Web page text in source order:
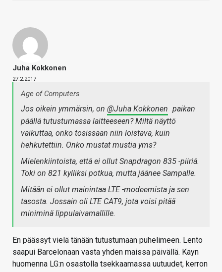
Juha Kokkonen
27.2.2017
Age of Computers
Jos oikein ymmärsin, on @Juha Kokkonen paikan
päällä tutustumassa laitteeseen? Miltä näyttö
vaikuttaa, onko tosissaan niin loistava, kuin
hehkutettiin. Onko mustat mustia yms?
Mielenkiintoista, että ei ollut Snapdragon 835 -piiriä.
Toki on 821 kylliksi potkua, mutta jäänee Sampalle.
Mitään ei ollut mainintaa LTE -modeemista ja sen
tasosta. Jossain oli LTE CAT9, jota voisi pitää
miniminä lippulaivamallille.
En päässyt vielä tänään tutustumaan puhelimeen. Lento
saapui Barcelonaan vasta yhden maissa päivällä. Käyn
huomenna LG:n osastolla tsekkaamassa uutuudet, kerron